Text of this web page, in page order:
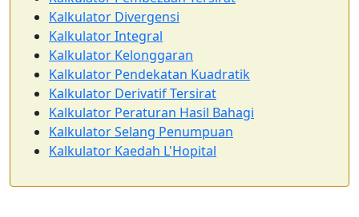
Kalkulator Divergensi
Kalkulator Integral
Kalkulator Kelonggaran
Kalkulator Pendekatan Kuadratik
Kalkulator Derivatif Tersirat
Kalkulator Peraturan Hasil Bahagi
Kalkulator Selang Penumpuan
Kalkulator Kaedah L'Hopital